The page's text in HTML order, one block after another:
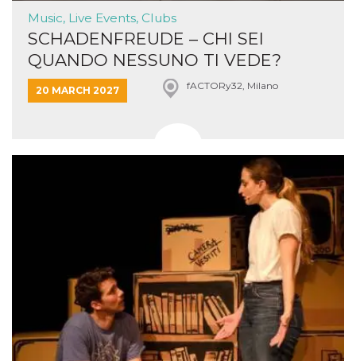
Music, Live Events, Clubs
SCHADENFREUDE – CHI SEI
QUANDO NESSUNO TI VEDE?
20 MARCH 2027 fACTORy32, Milano